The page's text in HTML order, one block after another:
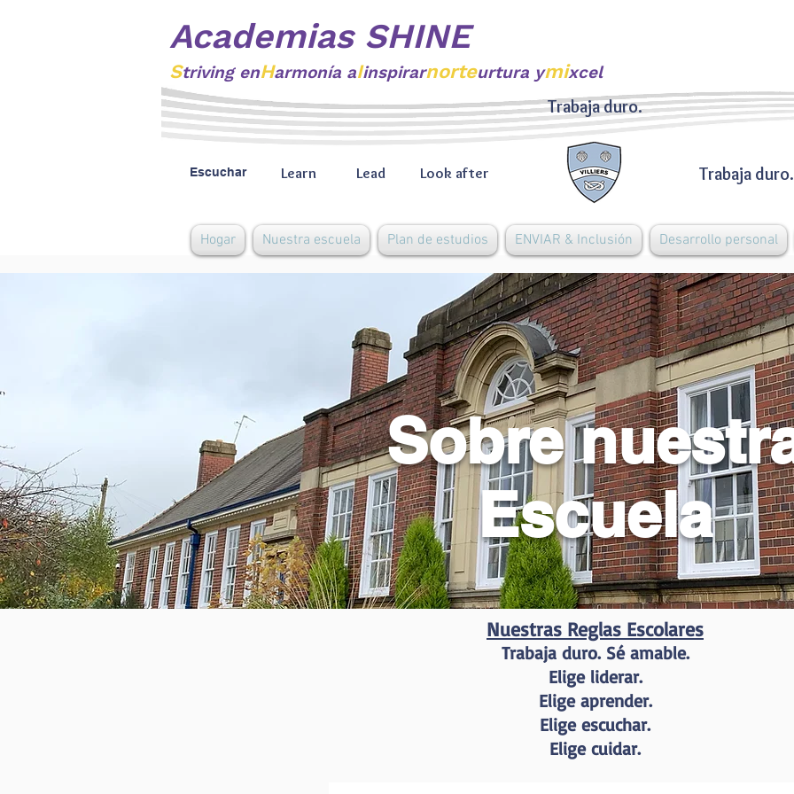
Academias SHINE
Striving enHarmonía aIinspirarnorteurtura ymixcel
Escuchar Trabaja duro.
Learn Lead Look after
Trabaja duro.
Hogar Nuestra escuela Plan de estudios ENVIAR & Inclusión Desarrollo personal
Sobre
Escuela
Nuestras Reglas Escolares
Trabaja duro. Sé amable.
Elige liderar.
Elige aprender.
Elige escuchar.
Elige cuidar.